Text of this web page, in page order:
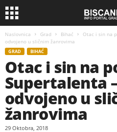
Naslovnica Grad Bihać
Otac i sin na
odvojeno u sličnim žanrovima
GRAD BIHAĆ
Otac i sin na
Supertalenta
odvojeno u
žanrovima
29 Oktobra, 2018